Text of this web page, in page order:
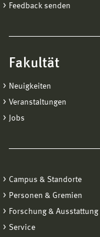
Feedback senden
Fakultät
Neuigkeiten
Veranstaltungen
Jobs
Campus & Standorte
Personen & Gremien
Forschung & Ausstattung
Service